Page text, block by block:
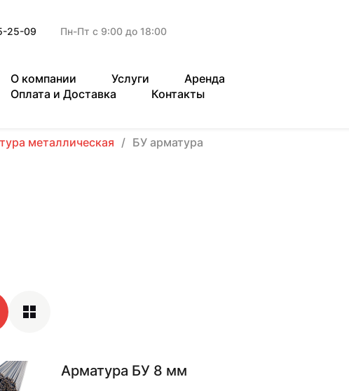
25-09 Пн-Пт с 9:00 до 18:00
О компании Услуги
Аренда
Оплата и Доставка
Контакты
металлическая БУ арматура
Арматура БУ 8 мм